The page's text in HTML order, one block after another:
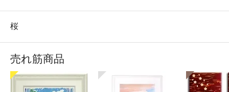
桜
売れ筋商品